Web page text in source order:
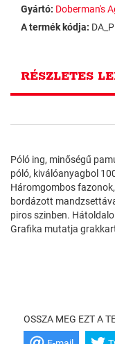
Gyártó: Doberman's
A termék kódja:
RÉSZLETES
Póló ing, minőségű
póló, kiválóanyagbol
Háromgombos
bordázott
piros szinben.
Grafika mutatja
OSSZA MEG EZT A